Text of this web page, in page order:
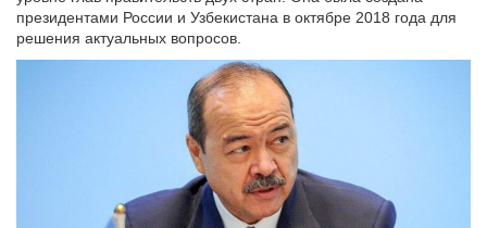
президентами России и Узбекистана в октябре 2018 года для
решения актуальных вопросов.